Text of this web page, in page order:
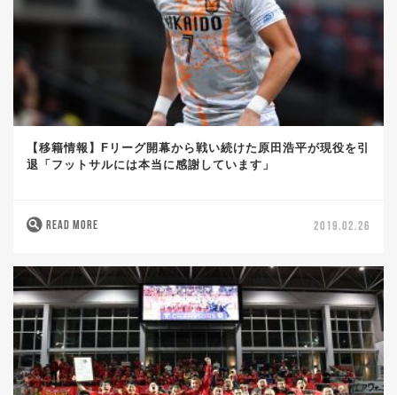
【移籍情報】Fリーグ開幕から戦い続けた原田浩平が現役を引
退「フットサルには本当に感謝しています」
READ MORE 2019.02.26